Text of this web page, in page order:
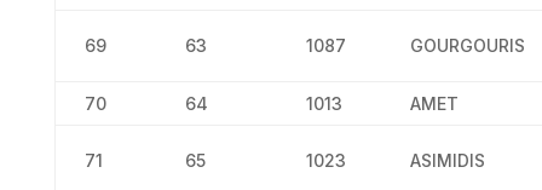
69 63 1087 GOURGOURIS
70 64 1013 AMET
71 65 1023 ASIMIDIS